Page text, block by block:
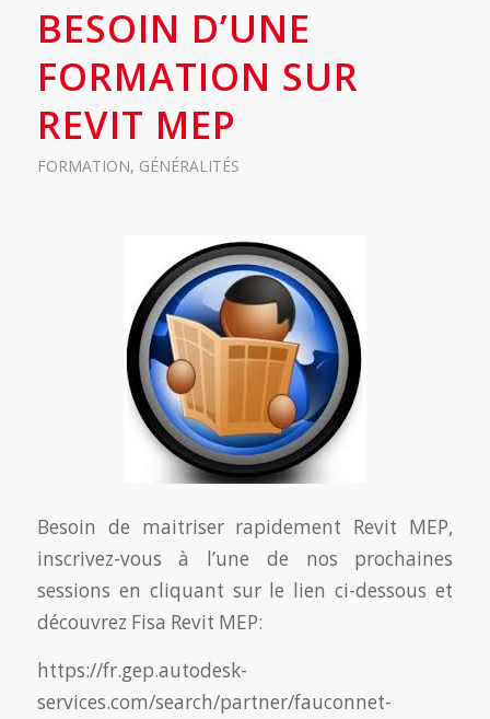
BESOIN D’UNE
FORMATION SUR
REVIT MEP
FORMATION, GÉNÉRALITÉS
Besoin de maitriser rapidement Revit MEP,
inscrivez-vous à l’une de nos prochaines
sessions en cliquant sur le lien ci-dessous et
découvrez Fisa Revit MEP:
https://fr.gep.autodesk-
services.com/search/partner/fauconnet-